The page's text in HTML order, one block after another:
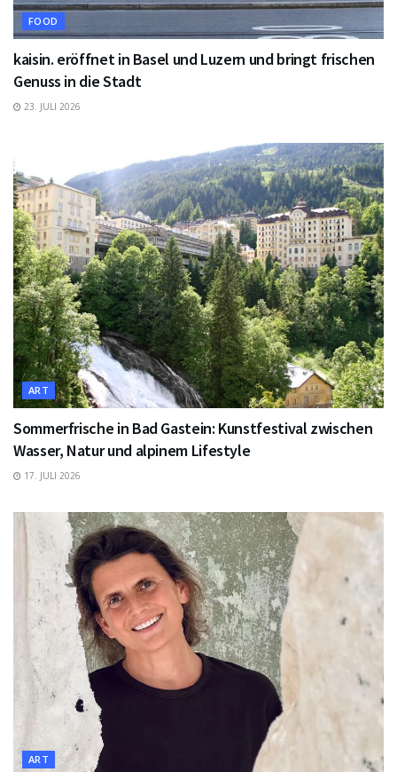
FOOD
kaisin. eröffnet in Basel und Luzern und bringt frischen
Genuss in die Stadt
23. JULI 2026
ART
Sommerfrische in Bad Gastein: Kunstfestival zwischen
Wasser, Natur und alpinem Lifestyle
17. JULI 2026
ART